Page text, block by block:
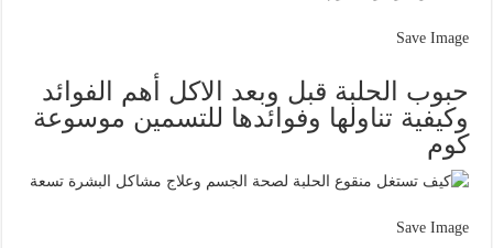
Save Image
حبوب الحلبة قبل وبعد الاكل أهم الفوائد
وكيفية تناولها وفوائدها للتسمين موسوعة
كوم
Save Image